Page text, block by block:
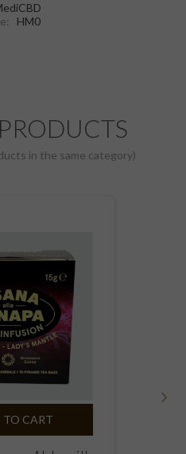
HM0
in the same category)
TO CART